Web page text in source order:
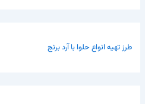
طرز تهیه انواع حلوا با آرد برنج